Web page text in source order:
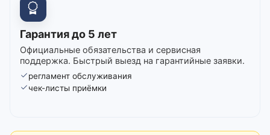
Гарантия до 5 лет
Официальные обязательства и сервисная
поддержка. Быстрый выезд на гарантийные заявки.
регламент обслуживания
чек-листы приёмки